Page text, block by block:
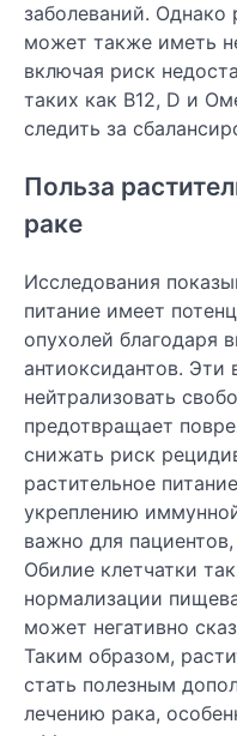
заболеваний. Однако
может также иметь
включая риск
таких как B12, D и
следить за
Польза
раке
Исследования
питание имеет
опухолей благодаря
антиоксидантов. Эти
нейтрализовать
предотвращает
снижать риск
растительное
укреплению
важно для
Обилие клетчатки
нормализации
может негативно
Таким образом,
стать полезным
лечению рака,